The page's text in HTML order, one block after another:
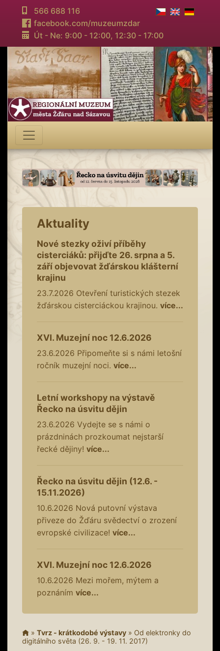
566 688 116
facebook.com/muzeumzdar
Út - Ne: 9:00 - 12:00, 12:30 - 17:00
Aktuality
Nové stezky oživí příběhy
cisterciáků: přijďte 26. srpna a 5.
září objevovat žďárskou klášterní
krajinu
23.7.2026 Otevření turistických stezek
žďárskou cisterciáckou krajinou. více...
XVI. Muzejní noc 12.6.2026
23.6.2026 Připomeňte si s námi letošní
ročník muzejní noci. více...
Letní workshopy na výstavě
Řecko na úsvitu dějin
23.6.2026 Vydejte se s námi o
prázdninách prozkoumat nejstarší
řecké dějiny! více...
Řecko na úsvitu dějin (12.6. -
15.11.2026)
10.6.2026 Nová putovní výstava
přiveze do Žďáru svědectví o zrození
evropské civilizace! více...
XVI. Muzejní noc 12.6.2026
10.6.2026 Mezi mořem, mýtem a
poznáním více...
» Tvrz - krátkodobé výstavy » Od elektronky do
digitálního světa (26. 9. - 19. 11. 2017)